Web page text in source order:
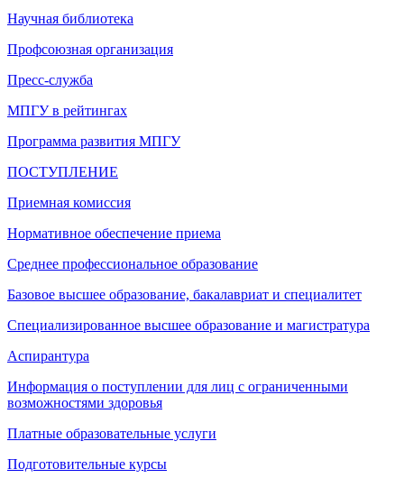
Научная библиотека
Профсоюзная организация
Пресс-служба
МПГУ в рейтингах
Программа развития МПГУ
ПОСТУПЛЕНИЕ
Приемная комиссия
Нормативное обеспечение приема
Среднее профессиональное образование
Базовое высшее образование, бакалавриат и специалитет
Специализированное высшее образование и магистратура
Аспирантура
Информация о поступлении для лиц с ограниченными
возможностями здоровья
Платные образовательные услуги
Подготовительные курсы